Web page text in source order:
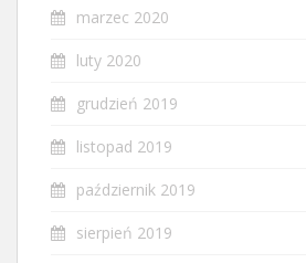
marzec 2020
luty 2020
grudzień 2019
listopad 2019
październik 2019
sierpień 2019